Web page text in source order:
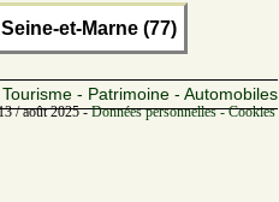
Seine-et-Marne (77)
- Patrimoine - Automobiles
/ août 2025 -Données personnelles -